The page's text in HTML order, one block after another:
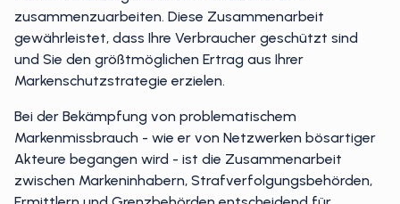
Markenschutzorganisationen und Behörden
zusammenzuarbeiten. Diese Zusammenarbeit
gewährleistet, dass Ihre Verbraucher geschützt sind
und Sie den größtmöglichen Ertrag aus Ihrer
Markenschutzstrategie erzielen.
Bei der Bekämpfung von problematischem
Markenmissbrauch - wie er von Netzwerken bösartiger
Akteure begangen wird - ist die Zusammenarbeit
zwischen Markeninhabern, Strafverfolgungsbehörden,